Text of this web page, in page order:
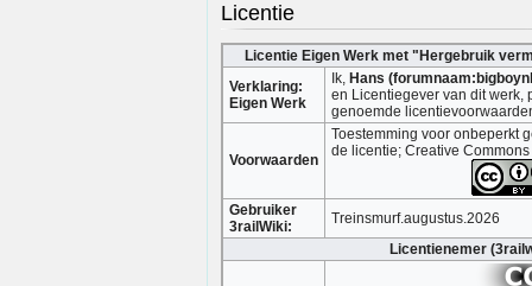
Licentie
Licentie Eigen Werk met "Hergebruik
Verklaring:
Eigen Werk
Ik, Hans
en Licentiegever van dit werk,
genoemde
Voorwaarden
Toestemming voor onbeperkt
de licentie; Creative
Gebruiker
3railWiki:
Treinsmurf.augustus.2026
Licentienemer